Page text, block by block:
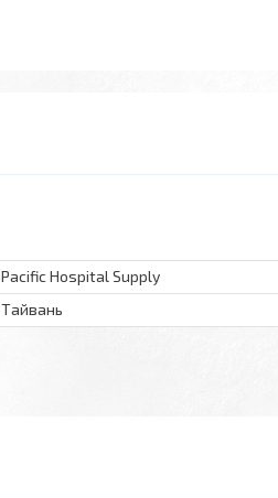
Pacific Hospital Supply
Тайвань